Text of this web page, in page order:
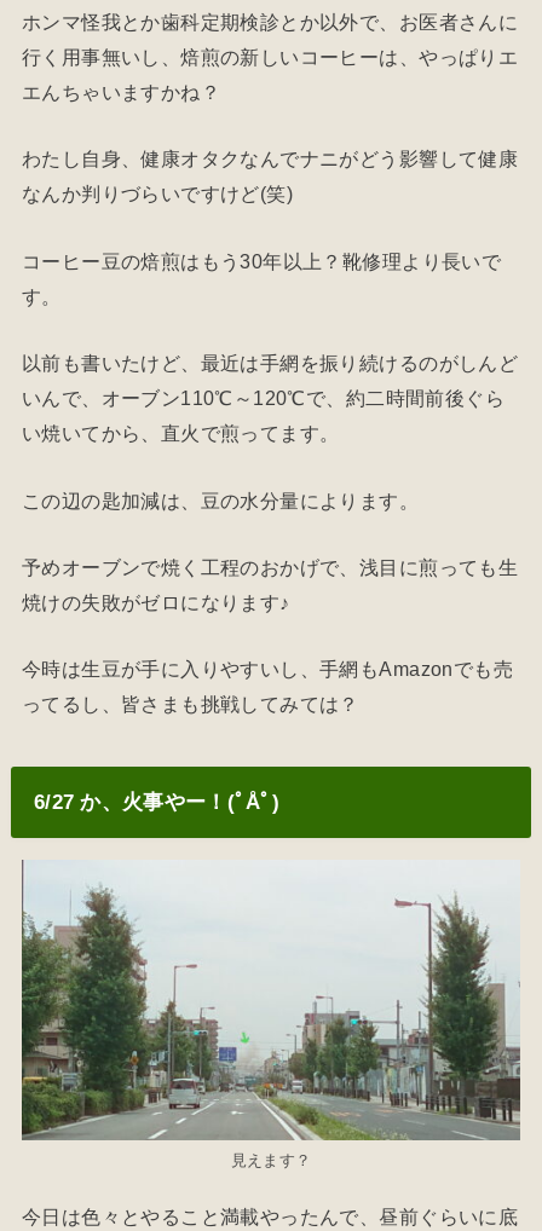
ホンマ怪我とか歯科定期検診とか以外で、お医者さんに
行く用事無いし、焙煎の新しいコーヒーは、やっぱりエ
エんちゃいますかね？
わたし自身、健康オタクなんでナニがどう影響して健康
なんか判りづらいですけど(笑)
コーヒー豆の焙煎はもう30年以上？靴修理より長いで
す。
以前も書いたけど、最近は手網を振り続けるのがしんど
いんで、オーブン110℃～120℃で、約二時間前後ぐら
い焼いてから、直火で煎ってます。
この辺の匙加減は、豆の水分量によります。
予めオーブンで焼く工程のおかげで、浅目に煎っても生
焼けの失敗がゼロになります♪
今時は生豆が手に入りやすいし、手網もAmazonでも売
ってるし、皆さまも挑戦してみては？
6/27 か、火事やー！(ﾟÅﾟ)
見えます？
今日は色々とやること満載やったんで、昼前ぐらいに底